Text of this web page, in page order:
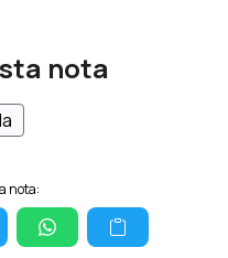
nota
nota: